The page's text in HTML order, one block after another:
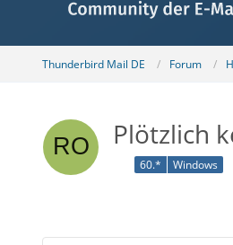
Thunderbird Mail DE Forum
Plötzlich
60.* Windows